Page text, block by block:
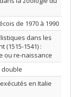
de 1970 à 1990
dans les
(1515-1541) :
ou re-naissance
en Italie